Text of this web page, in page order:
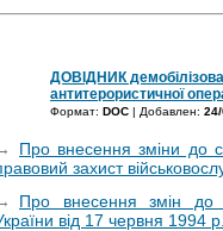
ДОВІДНИК
антитерористичної
Формат: DOC | Добавлен:
Про внесення зміни до
захист
Про внесення змін до
від 17 червня 1994